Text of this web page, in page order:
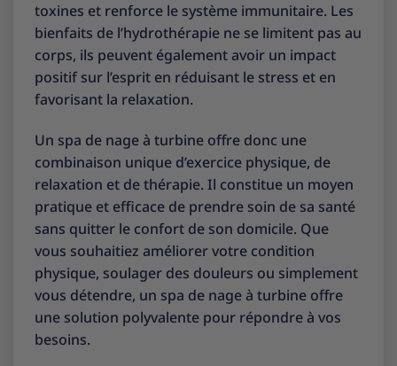
toxines et renforce le système immunitaire. Les
bienfaits de l’hydrothérapie ne se limitent pas au
corps, ils peuvent également avoir un impact
positif sur l’esprit en réduisant le stress et en
favorisant la relaxation.
Un spa de nage à turbine offre donc une
combinaison unique d’exercice physique, de
relaxation et de thérapie. Il constitue un moyen
pratique et efficace de prendre soin de sa santé
sans quitter le confort de son domicile. Que
vous souhaitiez améliorer votre condition
physique, soulager des douleurs ou simplement
vous détendre, un spa de nage à turbine offre
une solution polyvalente pour répondre à vos
besoins.